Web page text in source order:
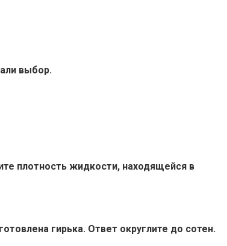
выбор.
плотность жидкости, находящейся в
гирька. Ответ округлите до сотен.